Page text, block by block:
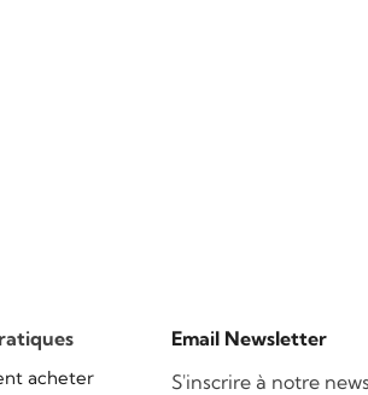
acheter
Email Newsletter
S'inscrire à notre